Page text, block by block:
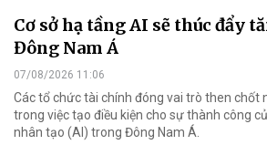
Cơ sở hạ tầng AI sẽ thúc đẩy
Đông Nam Á
07/08/2026 11:06
Các tổ chức tài chính đóng vai trò then chốt
trong việc tạo điều kiện cho sự thành công
nhân tạo (AI) trong Đông Nam Á.